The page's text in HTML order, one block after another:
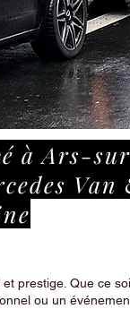
à Ars-
Van
prestige. Que ce
ou un